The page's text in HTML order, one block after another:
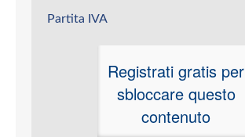
Partita IVA
Registrati gratis per
sbloccare questo
contenuto